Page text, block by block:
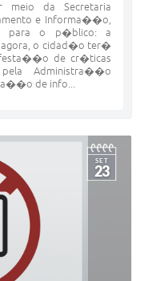
meio da Secretaria
e Informa��o,
para o p�blico: a
agora, o cidad�o ter�
de cr�ticas
Administra��o
de info...
SET
23